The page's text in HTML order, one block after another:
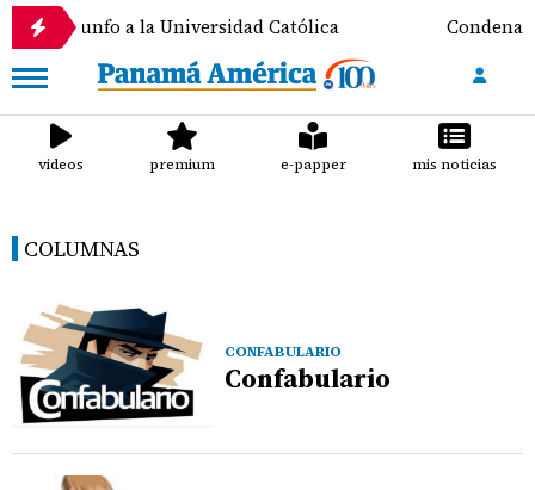
el triunfo a la Universidad Católica
videos premium e-papper mis noticias
COLUMNAS
CONFABULARIO
Confabulario